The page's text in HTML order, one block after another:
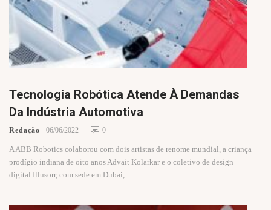
Tecnologia Robótica Atende À Demandas
Da Indústria Automotiva
Redação 06/06/2022 0
A ABB Robotics colaborou com dois artistas de renome mundial, a criança
prodígio indiana de oito anos Advait Kolarkar e o coletivo de design
digital Illusorr, com sede em Dubai,